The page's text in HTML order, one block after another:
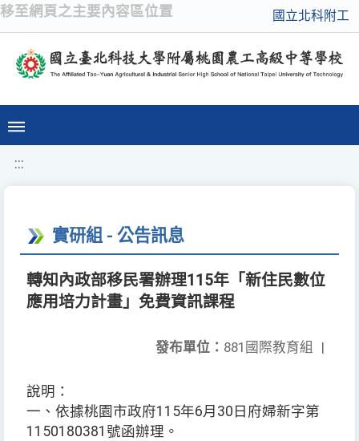
移至網頁之主要內容區位置 國立北科附工
:::
實研組 - 公告訊息
轉知內政部移民署辦理115年「新住民數位
應用培力計畫」免費資訊課程
發布單位： 881國際教育組 |
說明：
一、依據桃園市政府115年6月30日府婦新字第
1150180381號函辦理。